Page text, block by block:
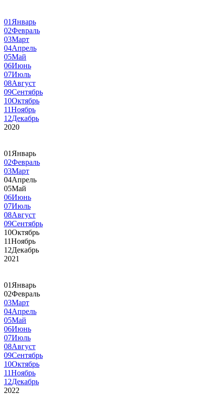
01 Январь
02Февраль
03Март
04Апрель
05Май
06Июнь
07Июль
08Август
09Сентябрь
10Октябрь
11Ноябрь
12Декабрь
2020
01 Январь
02Февраль
03Март
04Апрель
05Май
06Июнь
07Июль
08Август
09Сентябрь
10Октябрь
11Ноябрь
12Декабрь
2021
01 Январь
02Февраль
03Март
04Апрель
05Май
06Июнь
07Июль
08Август
09Сентябрь
10Октябрь
11Ноябрь
12Декабрь
2022